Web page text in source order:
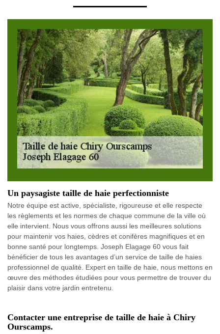
Un paysagiste taille de haie perfectionniste
Notre équipe est active, spécialiste, rigoureuse et elle respecte
les règlements et les normes de chaque commune de la ville où
elle intervient. Nous vous offrons aussi les meilleures solutions
pour maintenir vos haies, cèdres et conifères magnifiques et en
bonne santé pour longtemps. Joseph Elagage 60 vous fait
bénéficier de tous les avantages d’un service de taille de haies
professionnel de qualité. Expert en taille de haie, nous mettons en
œuvre des méthodes étudiées pour vous permettre de trouver du
plaisir dans votre jardin entretenu.
Contacter une entreprise de taille de haie à Chiry
Ourscamps.